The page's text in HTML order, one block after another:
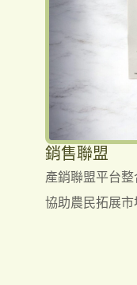
銷售聯盟
產銷聯盟平台
協助農民拓展市